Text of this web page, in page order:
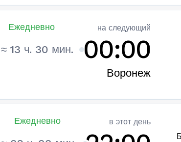
Ежедневно на следующий
≈ 13 ч. 30 мин. 00:00
Воронеж
Ежедневно в этот день